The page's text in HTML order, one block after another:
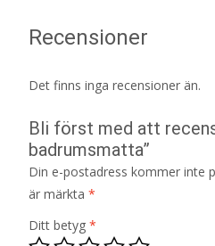
Recensioner
Det finns inga recensioner än.
Bli först med att
badrumsmatta”
Din e-postadress kommer inte
är märkta *
Ditt betyg *